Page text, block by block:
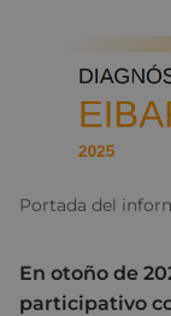
Portada del
En otoño de
participativo